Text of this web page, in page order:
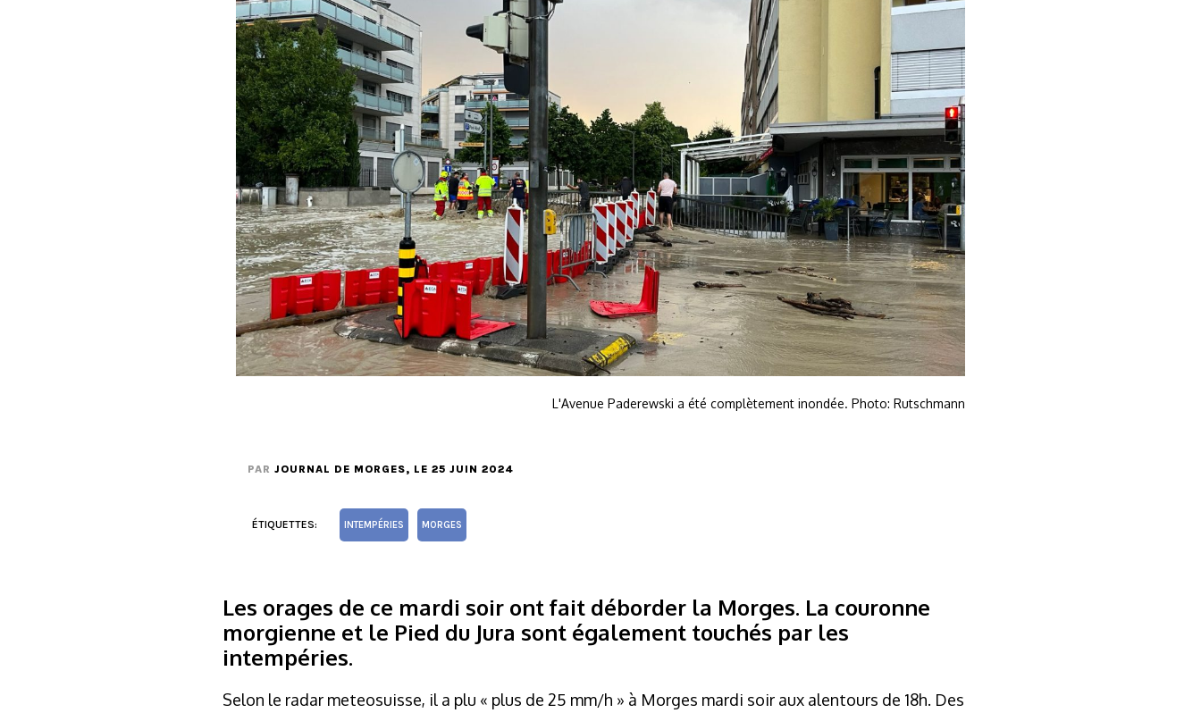
L'Avenue Paderewski a été complètement inondée. Photo: Rutschmann
PAR JOURNAL DE MORGES, LE 25 JUIN 2024
ÉTIQUETTES: INTEMPÉRIES MORGES
Les orages de ce mardi soir ont fait déborder la Morges. La couronne
morgienne et le Pied du Jura sont également touchés par les
intempéries.
Selon le radar meteosuisse, il a plu « plus de 25 mm/h » à Morges mardi soir aux alentours de 18h. Des